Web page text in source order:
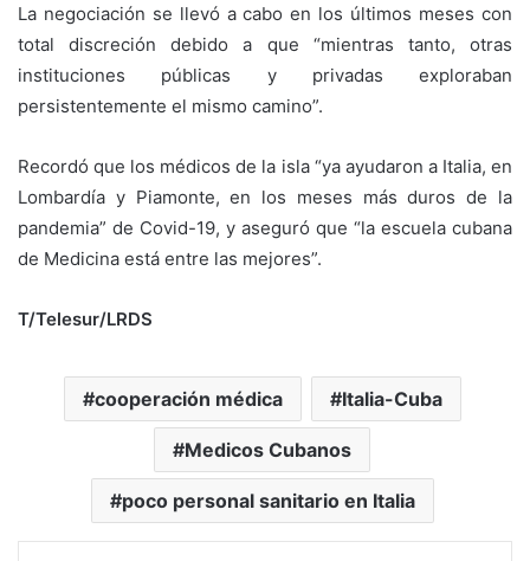
La negociación se llevó a cabo en los últimos meses con
total discreción debido a que “mientras tanto, otras
instituciones públicas y privadas exploraban
persistentemente el mismo camino”.
Recordó que los médicos de la isla “ya ayudaron a Italia, en
Lombardía y Piamonte, en los meses más duros de la
pandemia” de Covid-19, y aseguró que “la escuela cubana
de Medicina está entre las mejores”.
T/Telesur/LRDS
cooperación médica Italia-Cuba
Medicos Cubanos
poco personal sanitario en Italia